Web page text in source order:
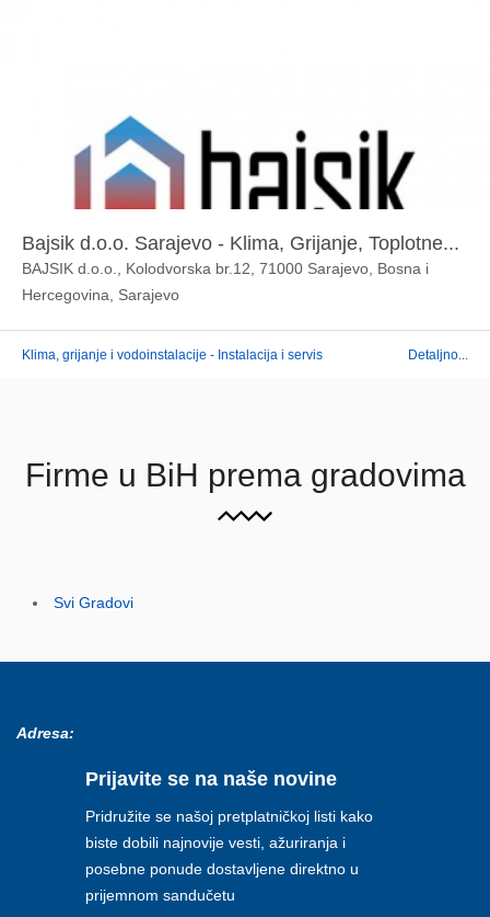
Bajsik d.o.o. Sarajevo - Klima, Grijanje, Toplotne...
BAJSIK d.o.o., Kolodvorska br.12, 71000 Sarajevo, Bosna i
Hercegovina, Sarajevo
Klima, grijanje i vodoinstalacije - Instalacija i servis Detaljno...
Firme u BiH prema gradovima
Svi Gradovi
Adresa:
Prijavite se na naše novine
Pridružite se našoj pretplatničkoj listi kako
biste dobili najnovije vesti, ažuriranja i
posebne ponude dostavljene direktno u
prijemnom sandučetu